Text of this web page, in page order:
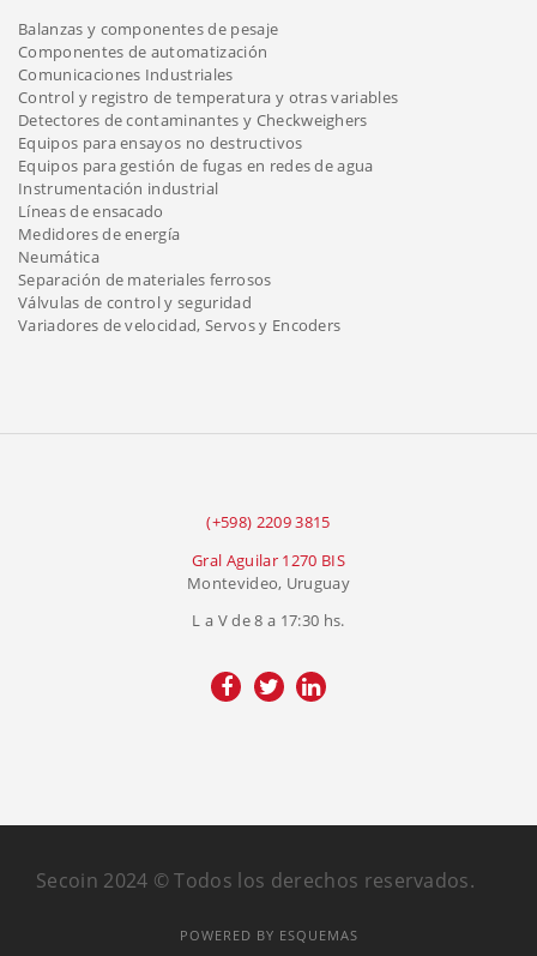
Balanzas y componentes de pesaje
Componentes de automatización
Comunicaciones Industriales
Control y registro de temperatura y otras variables
Detectores de contaminantes y Checkweighers
Equipos para ensayos no destructivos
Equipos para gestión de fugas en redes de agua
Instrumentación industrial
Líneas de ensacado
Medidores de energía
Neumática
Separación de materiales ferrosos
Válvulas de control y seguridad
Variadores de velocidad, Servos y Encoders
(+598) 2209 3815
Gral Aguilar 1270 BIS
Montevideo, Uruguay
L a V de 8 a 17:30 hs.
Secoin 2024 © Todos los derechos reservados.
POWERED BY ESQUEMAS